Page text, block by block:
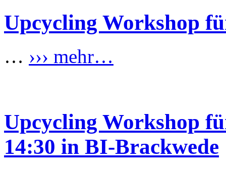
Upcycling Workshop
… ››› mehr…
Upcycling Workshop
14:30 in BI-Brackwede